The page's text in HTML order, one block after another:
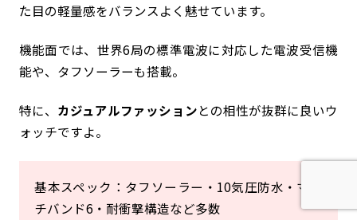
た目の軽量感をバランスよく魅せています。
機能面では、世界6局の標準電波に対応した電波受信機
能や、タフソーラーも搭載。
特に、 カジュアルファッションとの相性が抜群に良いウ
ォッチですよ。
基本スペック：タフソーラー・10気圧防水・マル
チバンド6・耐衝撃構造など多数